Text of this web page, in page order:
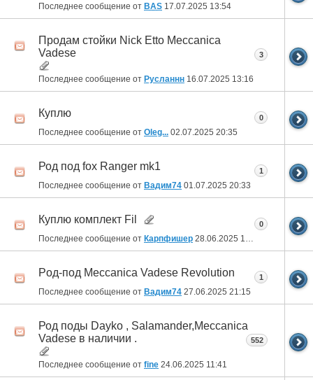
Последнее сообщение от BAS 17.07.2025 13:54
Продам стойки Nick Etto Meccanica
Vadese
Последнее сообщение от Русланнн 16.07.2025 13:16
3
Куплю
Последнее сообщение от Oleg... 02.07.2025 20:35
0
Род под fox Ranger mk1
Последнее сообщение от Вадим74 01.07.2025 20:33
1
Куплю комплект Fil
Последнее сообщение от Карпфишер 28.06.2025 19:04
0
Рoд-пoд Mеccanica Vadese Revolution
Последнее сообщение от Вадим74 27.06.2025 21:15
1
Род поды Dayko , Salamander,Meccanica
Vadese в наличии .
Последнее сообщение от fine 24.06.2025 11:41
552